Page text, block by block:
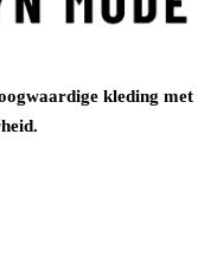
kleding met